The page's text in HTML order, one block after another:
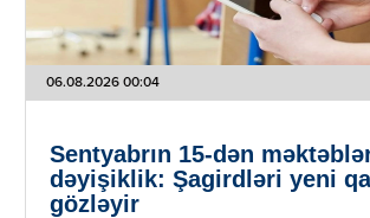
06.08.2026 00:04
Sentyabrın 15-dən
dəyişiklik: Şagirdləri yeni
gözləyir